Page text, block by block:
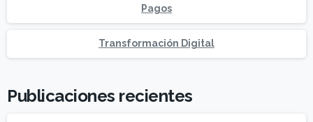
Pagos
Transformación Digital
Publicaciones recientes